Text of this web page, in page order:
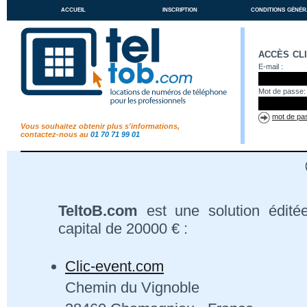
accueil inscription conditions
Vous souhaitez obtenir plus s'informations,
contactez-nous au 01 70 71 99 01
accès
E-mail :
Mot de passe:
mot de
TeltoB.com est une solution
capital de 20000 € :
Clic-event.com
Chemin du Vignoble